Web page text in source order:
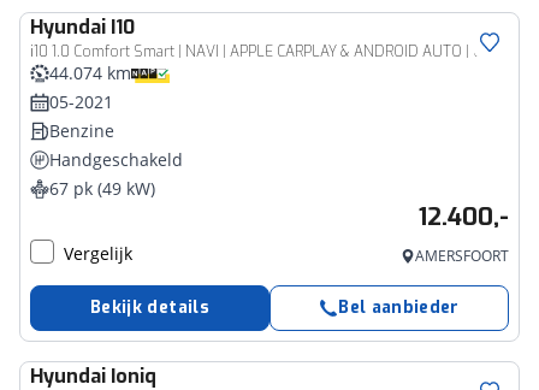
Hyundai I10
i10 1.0 Comfort Smart | NAVI | APPLE CARPLAY & ANDROID AUTO | CAMERA | CRUISE |
44.074 km
05-2021
Benzine
Handgeschakeld
67 pk (49 kW)
12.400,-
Vergelijk AMERSFOORT
Bekijk details Bel aanbieder
Hyundai Ioniq